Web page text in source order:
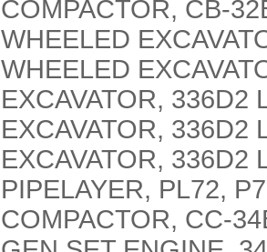
COMPACTOR, CB-
WHEELED
WHEELED
EXCAVATOR, 336D2
EXCAVATOR, 336D2
EXCAVATOR, 336D2
PIPELAYER, PL72,
COMPACTOR, CC-